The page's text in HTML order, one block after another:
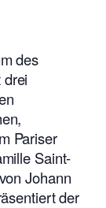
des
Pariser
Saint-
Johann
der